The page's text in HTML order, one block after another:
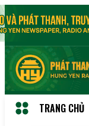
TRANG CHỦ